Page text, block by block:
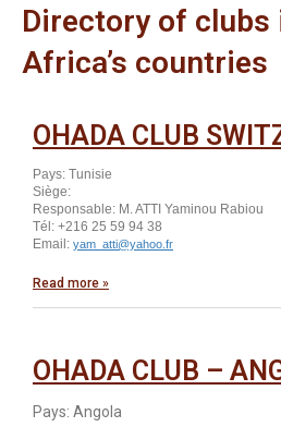
Directory of clubs
Africa’s countries
OHADA CLUB
Pays: Tunisie
Siège:
Responsable: M. ATTI Yaminou Rabiou
Tél: +216 25 59 94 38
Email: yam_atti@yahoo.fr
Read more »
OHADA CLUB –
Pays: Angola